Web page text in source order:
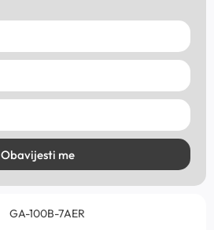
Obavijesti me
GA-100B-7AER